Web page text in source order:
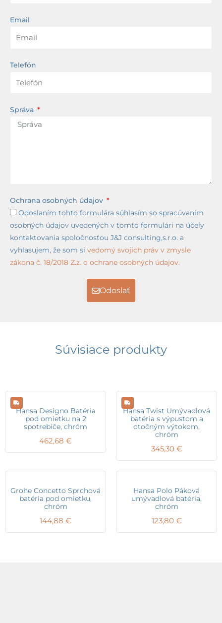
Email
Telefón
Správa
Ochrana osobných údajov
Odoslaním tohto formulára súhlasím so spracúvaním
osobných údajov uvedených v tomto formulári na účely
kontaktovania spoločnosťou J&J consulting,s.r.o. a
vyhlasujem, že som si vedomý svojich práv v zmysle
zákona č. 18/2018 Z.z. o ochrane osobných údajov.
Odoslať
Súvisiace produkty
Hansa Designo Batéria
pod omietku na 2
spotrebiče, chróm
462,68 €
Hansa Twist Umývadlová
batéria s výpustom a
otočným výtokom,
chróm
345,30 €
Grohe Concetto Sprchová
batéria pod omietku,
chróm
144,88 €
Hansa Polo Páková
umývadlová batéria,
chróm
123,80 €